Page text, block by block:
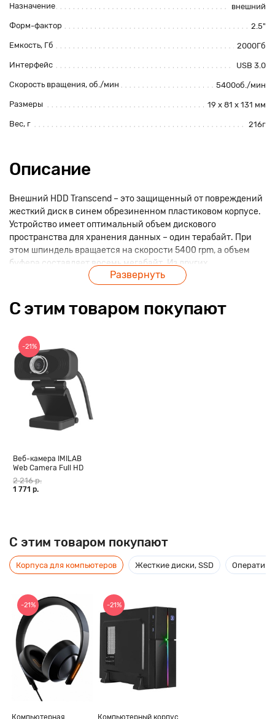
Назначение внешний
Форм-фактор 2.5"
Емкость, Гб 2000Гб
Интерфейс USB 3.0
Скорость вращения, об./мин 5400об./мин
Размеры 19 х 81 х 131 мм
Вес, г 216г
Описание
Внешний HDD Transcend – это защищенный от повреждений
жесткий диск в синем обрезиненном пластиковом корпусе.
Устройство имеет оптимальный объем дискового
пространства для хранения данных – один терабайт. При
этом шпиндель вращается на скорости 5400 rpm, а объем
буфера составляет восемь мегабайт. Из других
особенностей – USB-интерфейс третьего поколения со
Развернуть
С этим товаром покупают
Веб-камера IMILAB
Web Camera Full HD
1080p черная
2 216 р.
1 771 р.
-21%
C этим товаром покупают
Корпуса для компьютеров Жесткие диски, SSD
-21% -21%